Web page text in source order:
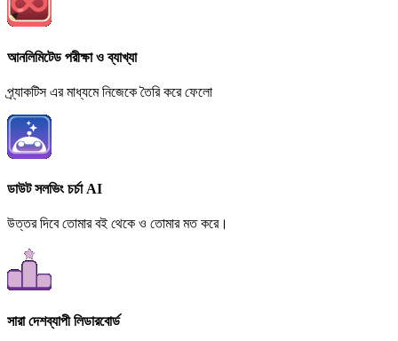
আনলিমিটেড পরীক্ষা ও ব্যাখ্যা
প্র্যাকটিস এর মাধ্যমে নিজেকে তৈরি করে ফেলো
ডাউট সলভিং চর্চা AI
উত্তর দিবে তোমার বই থেকে ও তোমার মত করে।
সারা দেশব্যাপী লিডারবোর্ড